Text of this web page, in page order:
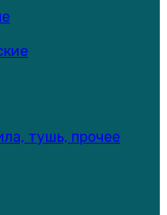
тушь, прочее